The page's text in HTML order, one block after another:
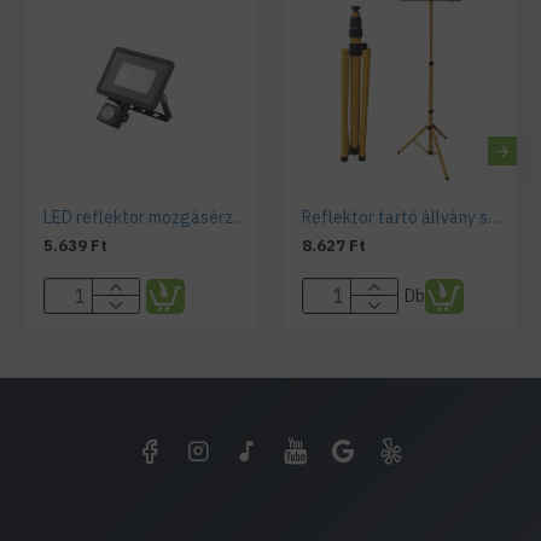
LED reflektor mozgásérzékelős 10 watt - Kanlux
5.639 Ft
Reflektor tartó állvány sárga teleszkópos
8.627 Ft
Db